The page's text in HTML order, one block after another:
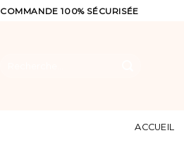
COMMANDE 100% SÉCURISÉE
ACCUEIL